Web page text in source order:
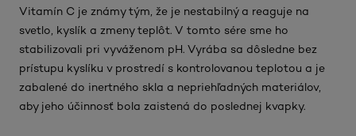
Vitamín C je známy tým, že je nestabilný a reaguje na
svetlo, kyslík a zmeny teplôt. V tomto sére sme ho
stabilizovali pri vyváženom pH. Vyrába sa dôsledne bez
prístupu kyslíku v prostredí s kontrolovanou teplotou a je
zabalené do inertného skla a nepriehľadných materiálov,
aby jeho účinnosť bola zaistená do poslednej kvapky.